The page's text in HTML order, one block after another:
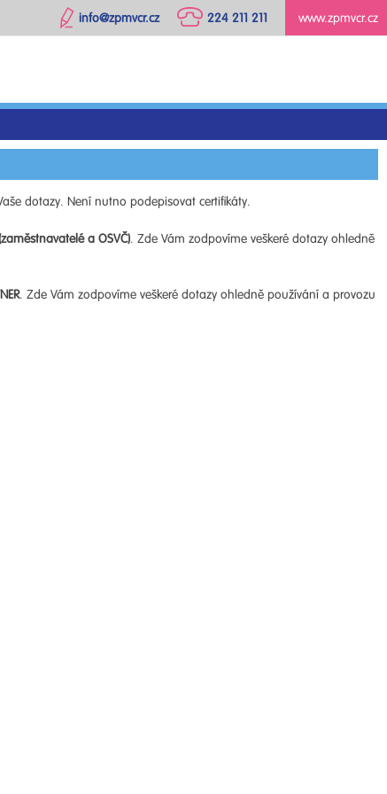
www.zpmvcr.cz
224 211 211
info@zpmvcr.cz
dotazy. Není nutno podepisovat certifikáty.
(zaměstnavatelé a OSVČ). Zde Vám zodpovíme veškeré dotazy ohledně
. Zde Vám zodpovíme veškeré dotazy ohledně používání a provozu